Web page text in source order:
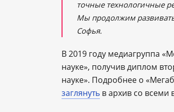
точные технологичные
Мы продолжим
Софья.
В 2019 году медиагруппа
науке», получив диплом
науке». Подробнее о
заглянуть в архив со всеми